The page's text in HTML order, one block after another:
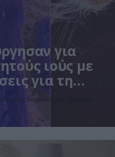
για
ιούς με
για τη
Τεχνητής Νοημοσύνης που εξοντώνουν